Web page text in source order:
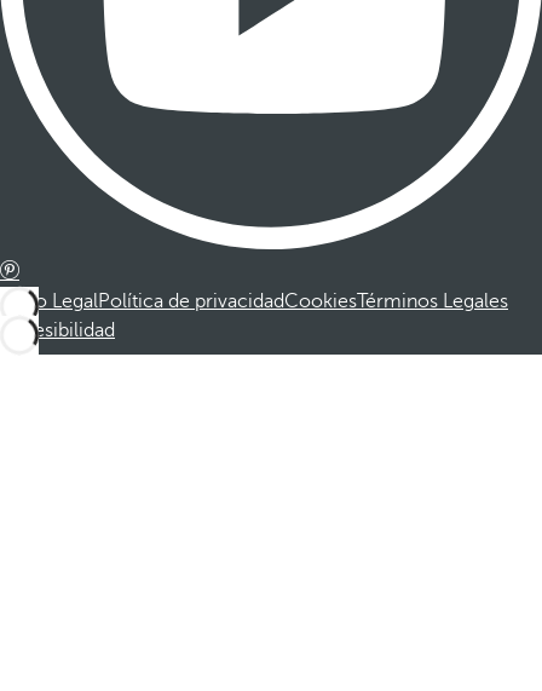
Aviso LegalPolítica de privacidadCookiesTérminos Legales
Accesibilidad